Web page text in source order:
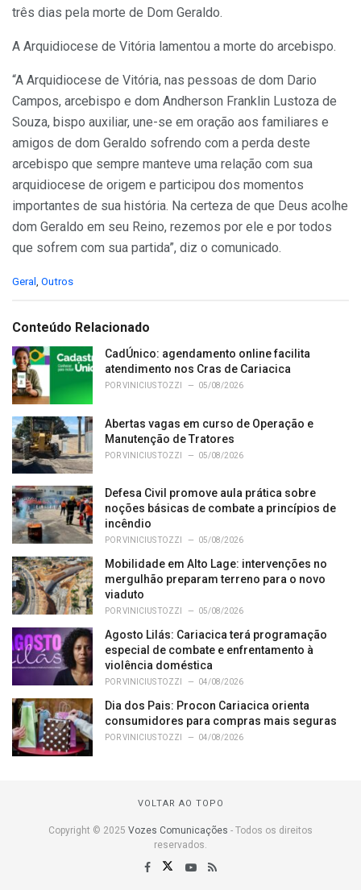
três dias pela morte de Dom Geraldo.
A Arquidiocese de Vitória lamentou a morte do arcebispo.
“A Arquidiocese de Vitória, nas pessoas de dom Dario
Campos, arcebispo e dom Andherson Franklin Lustoza de
Souza, bispo auxiliar, une-se em oração aos familiares e
amigos de dom Geraldo sofrendo com a perda deste
arcebispo que sempre manteve uma relação com sua
arquidiocese de origem e participou dos momentos
importantes de sua história. Na certeza de que Deus acolhe
dom Geraldo em seu Reino, rezemos por ele e por todos
que sofrem com sua partida”, diz o comunicado.
C
e
o
r
i
e
:
Geral Outros
Conteúdo Relacionado
CadÚnico: agendamento online facilita
atendimento nos Cras de Cariacica
PORVINICIUS TOZZI 05/08/2026
Abertas vagas em curso de Operação e
Manutenção de Tratores
PORVINICIUS TOZZI 05/08/2026
Defesa Civil promove aula prática sobre
noções básicas de combate a princípios de
incêndio
PORVINICIUS TOZZI 05/08/2026
Mobilidade em Alto Lage: intervenções no
mergulhão preparam terreno para o novo
viaduto
PORVINICIUS TOZZI 05/08/2026
Agosto Lilás: Cariacica terá programação
especial de combate e enfrentamento à
violência doméstica
PORVINICIUS TOZZI 04/08/2026
Dia dos Pais: Procon Cariacica orienta
consumidores para compras mais seguras
PORVINICIUS TOZZI 04/08/2026
VOLTAR AO TOPO
Copyright © 2025 Vozes Comunicações - Todos os direitos
reservados.